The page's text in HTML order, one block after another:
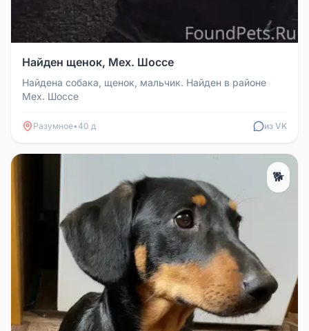
Найден щенок, Мех. Шоссе
Найдена собака, щенок, мальчик. Найден в районе
Мех. Шоссе
Разумное•40 д из VK
🐕